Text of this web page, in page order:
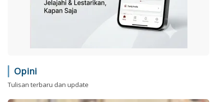
Opini
Tulisan terbaru dan update